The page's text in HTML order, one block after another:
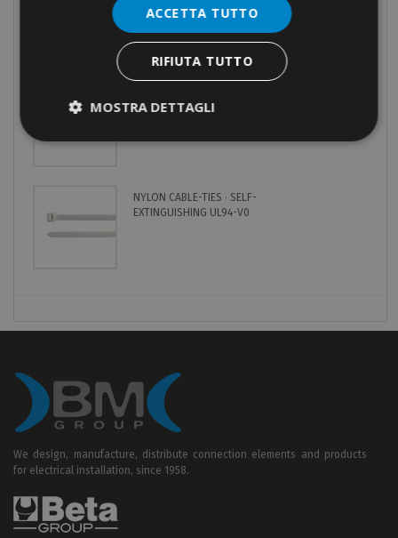
CRIMPING · LATERAL
END CONNECTORS · BARS
NYLON CABLE-TIES · SELF-
EXTINGUISHING UL94-V0
We design, manufacture, distribute connection elements and products
for electrical installation, since 1958.
ACCETTA TUTTO
RIFIUTA TUTTO
MOSTRA DETTAGLI